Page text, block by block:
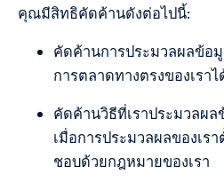
คุณมีสิทธิคัดค้านดังต่อไปนี้:
คัดค้านการประมวลผลข้อ
การตลาดทางตรงของเรา
คัดค้านวิธีที่เราประมวลผ
เมื่อการประมวลผลของเร
ชอบด้วยกฎหมายของเรา